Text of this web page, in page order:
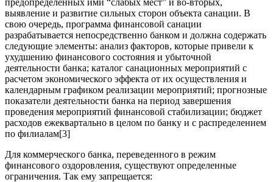
выявление и развитие сильных сторон объекта санации. В
свою очередь, программа финансовой санации
разрабатывается непосредственно банком и должна содержать
следующие элементы: анализ факторов, которые привели к
ухудшению финансового состояния и убыточной
деятельности банка; каталог санационных мероприятий с
расчетом экономического эффекта от их осуществления и
календарным графиком реализации мероприятий; прогнозные
показатели деятельности банка на период завершения
проведения мероприятий финансовой стабилизации; бюджет
расходов ежеквартально в целом по банку и с распределением
по филиалам[3]
Для коммерческого банка, переведенного в режим
финансового оздоровления, существуют определенные
ограничения. Так ему запрещается: